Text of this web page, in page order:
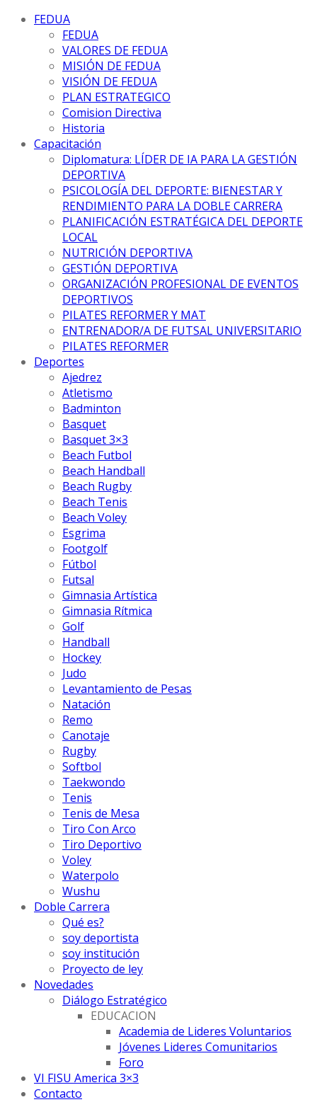
FEDUA
FEDUA
VALORES DE FEDUA
MISIÓN DE FEDUA
VISIÓN DE FEDUA
PLAN ESTRATEGICO
Comision Directiva
Historia
Capacitación
Diplomatura: LÍDER DE IA PARA LA GESTIÓN
DEPORTIVA
PSICOLOGÍA DEL DEPORTE: BIENESTAR Y
RENDIMIENTO PARA LA DOBLE CARRERA
PLANIFICACIÓN ESTRATÉGICA DEL DEPORTE
LOCAL
NUTRICIÓN DEPORTIVA
GESTIÓN DEPORTIVA
ORGANIZACIÓN PROFESIONAL DE EVENTOS
DEPORTIVOS
PILATES REFORMER Y MAT
ENTRENADOR/A DE FUTSAL UNIVERSITARIO
PILATES REFORMER
Deportes
Ajedrez
Atletismo
Badminton
Basquet
Basquet 3×3
Beach Futbol
Beach Handball
Beach Rugby
Beach Tenis
Beach Voley
Esgrima
Footgolf
Fútbol
Futsal
Gimnasia Artística
Gimnasia Rítmica
Golf
Handball
Hockey
Judo
Levantamiento de Pesas
Natación
Remo
Canotaje
Rugby
Softbol
Taekwondo
Tenis
Tenis de Mesa
Tiro Con Arco
Tiro Deportivo
Voley
Waterpolo
Wushu
Doble Carrera
Qué es?
soy deportista
soy institución
Proyecto de ley
Novedades
Diálogo Estratégico
EDUCACION
Academia de Lideres Voluntarios
Jóvenes Lideres Comunitarios
Foro
VI FISU America 3×3
Contacto